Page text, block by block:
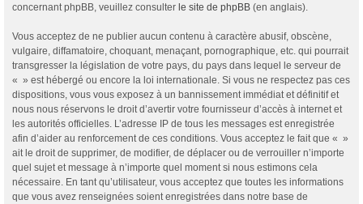
concernant phpBB, veuillez consulter le site de phpBB (en anglais).
Vous acceptez de ne publier aucun contenu à caractère abusif, obscène,
vulgaire, diffamatoire, choquant, menaçant, pornographique, etc. qui pourrait
transgresser la législation de votre pays, du pays dans lequel le serveur de
« » est hébergé ou encore la loi internationale. Si vous ne respectez pas ces
dispositions, vous vous exposez à un bannissement immédiat et définitif et
nous nous réservons le droit d’avertir votre fournisseur d’accès à internet et
les autorités officielles. L’adresse IP de tous les messages est enregistrée
afin d’aider au renforcement de ces conditions. Vous acceptez le fait que « »
ait le droit de supprimer, de modifier, de déplacer ou de verrouiller n’importe
quel sujet et message à n’importe quel moment si nous estimons cela
nécessaire. En tant qu’utilisateur, vous acceptez que toutes les informations
que vous avez renseignées soient enregistrées dans notre base de